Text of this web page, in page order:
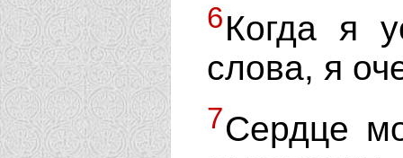
6Когда я
слова, я
7Сердце